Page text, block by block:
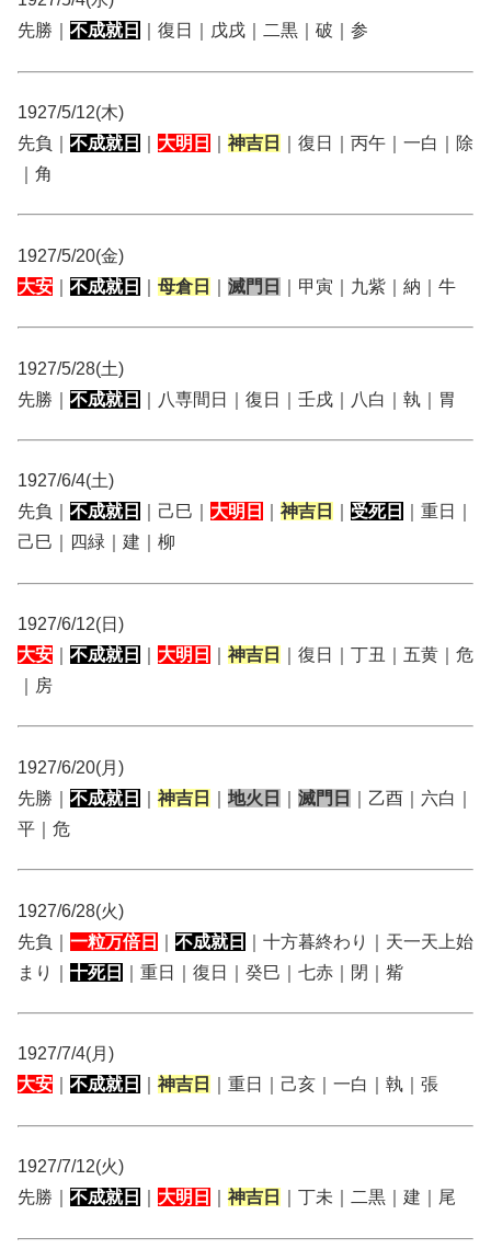
先勝｜ 不成就日 ｜復日｜戊戌｜二黒｜破｜参
1927/5/12(木)
先負｜ 不成就日 大明日 神吉日
｜復日｜丙午｜一白｜除
｜角
1927/5/20(金)
大安
不成就日 母倉日 滅門日 ｜甲寅｜九紫｜納｜牛
1927/5/28(土)
先勝｜ 不成就日 ｜八専間日｜復日｜壬戌｜八白｜執｜胃
1927/6/4(土)
先負｜ 不成就日 ｜己巳｜ 大明日 神吉日 受死日
｜重日｜
己巳｜四緑｜建｜柳
1927/6/12(日)
大安
不成就日 大明日 神吉日
｜復日｜丁丑｜五黄｜危
｜房
1927/6/20(月)
先勝｜ 不成就日 神吉日 地火日 滅門日
｜乙酉｜六白｜
平｜危
1927/6/28(火)
先負｜ 一粒万倍日 不成就日
｜十方暮終わり｜天一天上始
まり｜ 十死日 ｜重日｜復日｜癸巳｜七赤｜閉｜觜
1927/7/4(月)
大安
不成就日 神吉日 ｜重日｜己亥｜一白｜執｜張
1927/7/12(火)
先勝｜ 不成就日 大明日 神吉日 ｜丁未｜二黒｜建｜尾